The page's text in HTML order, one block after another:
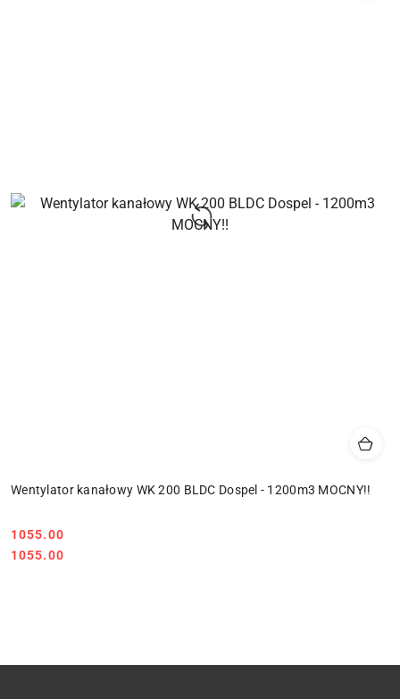
Wentylator kanałowy WK 200 BLDC Dospel - 1200m3 MOCNY!!
Cena:
1055.00
Cena:
1055.00